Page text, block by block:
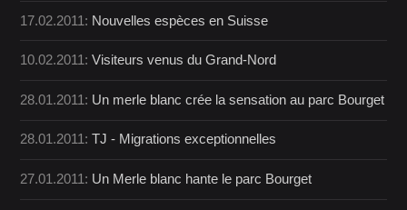
17.02.2011: Nouvelles espèces en Suisse
10.02.2011:Visiteurs venus du Grand-Nord
28.01.2011: Un merle blanc crée la sensation au parc Bourget
28.01.2011:TJ - Migrations exceptionnelles
27.01.2011: Un Merle blanc hante le parc Bourget